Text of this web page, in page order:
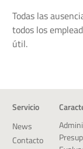
Todas las
todos los
útil.
Servicio
News
Contacto